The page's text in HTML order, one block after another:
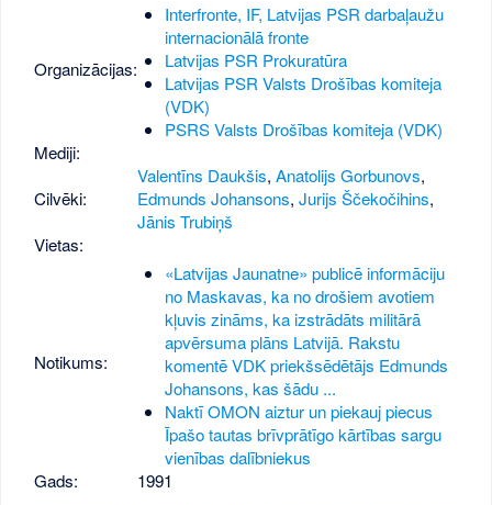
Organizācijas:
Interfronte, IF, Latvijas PSR darbaļaužu
internacionālā fronte
Latvijas PSR Prokuratūra
Latvijas PSR Valsts Drošības komiteja
(VDK)
PSRS Valsts Drošības komiteja (VDK)
Mediji:
Cilvēki:
Valentīns Daukšis,Anatolijs Gorbunovs,
Edmunds Johansons,Jurijs Ščekočihins,
Jānis Trubiņš
Vietas:
Notikums:
«Latvijas Jaunatne» publicē informāciju
no Maskavas, ka no drošiem avotiem
kļuvis zināms, ka izstrādāts militārā
apvērsuma plāns Latvijā. Rakstu
komentē VDK priekšsēdētājs Edmunds
Johansons, kas šādu ...
Naktī OMON aiztur un piekauj piecus
Īpašo tautas brīvprātīgo kārtības sargu
vienības dalībniekus
Gads:
1991